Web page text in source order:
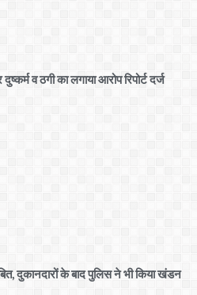
व ठगी का लगाया आरोप रिपोर्ट दर्ज
दुकानदारों के बाद पुलिस ने भी किया खंडन